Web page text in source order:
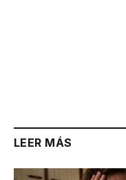
LEER MÁS